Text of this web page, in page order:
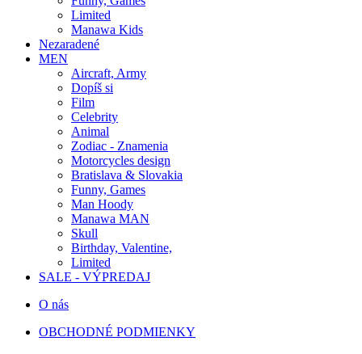
Limited
Manawa Kids
Nezaradené
MEN
Aircraft, Army
Dopíš si
Film
Celebrity
Animal
Zodiac - Znamenia
Motorcycles design
Bratislava & Slovakia
Funny, Games
Man Hoody
Manawa MAN
Skull
Birthday, Valentine,
Limited
SALE - VÝPREDAJ
O nás
OBCHODNÉ PODMIENKY